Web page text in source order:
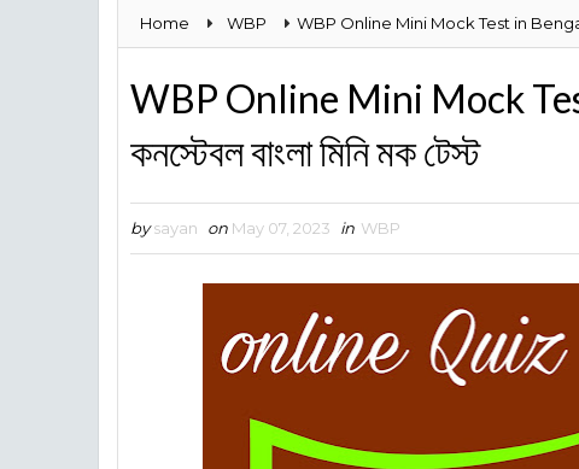
Home WBP WBP Online Mini Mock Test in Bengali |
WBP Online Mini Mock
কনস্টেবল বাংলা মিনি মক টেস্ট
by sayan on May 07, 2023 in WBP